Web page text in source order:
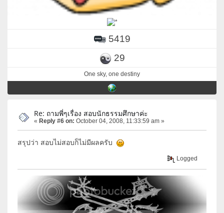
5419
29
One sky, one destiny
Re: ถามพี่ๆเรื่อง สอบนักธรรมศึกษาค่ะ
« Reply #6 on: October 04, 2008, 11:33:59 am »
สรุปว่า สอบไม่สอบก็ไม่มีผลครับ
Logged